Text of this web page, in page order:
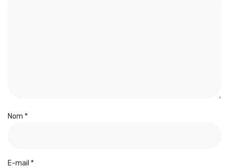
Nom *
E-mail *